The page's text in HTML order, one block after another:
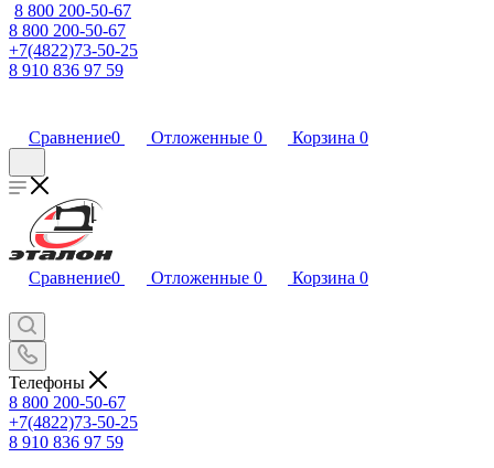
8 800 200-50-67
8 800 200-50-67
+7(4822)73-50-25
8 910 836 97 59
Сравнение0 Отложенные 0 Корзина 0
Сравнение0 Отложенные 0 Корзина 0
Телефоны
8 800 200-50-67
+7(4822)73-50-25
8 910 836 97 59